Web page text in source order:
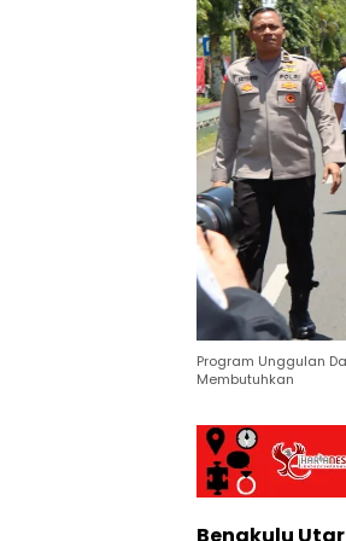
Program Unggulan
Membutuhkan
Bengkulu